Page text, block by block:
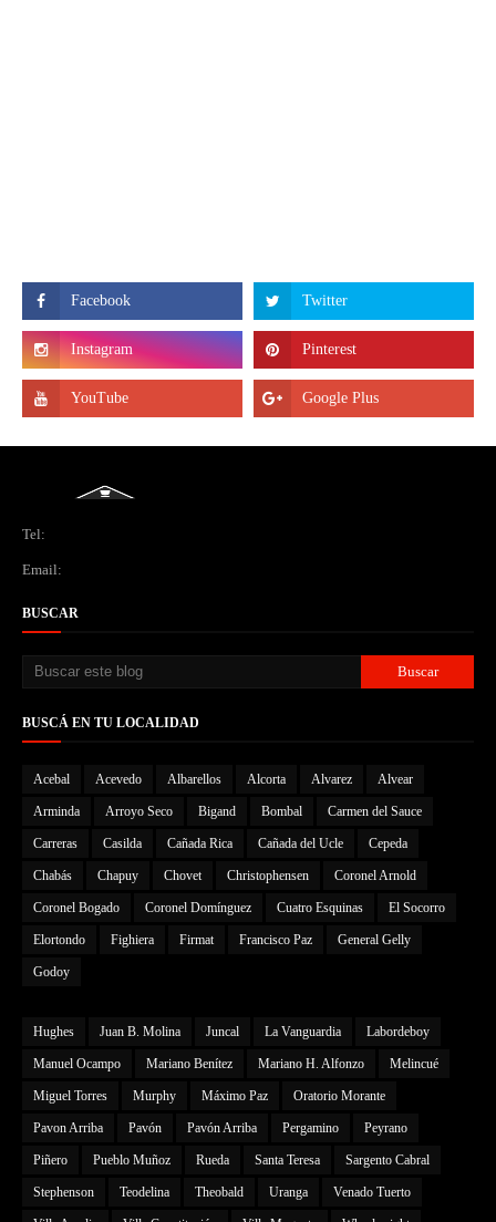
Tel:
Email:
BUSCAR
BUSCÁ EN TU LOCALIDAD
Acebal Acevedo Albarellos Alcorta Alvarez Alvear
Arminda Arroyo Seco Bigand Bombal Carmen del Sauce
Carreras Casilda Cañada Rica Cañada del Ucle Cepeda
Chabás Chapuy Chovet Christophensen Coronel Arnold
Coronel Bogado Coronel Domínguez Cuatro Esquinas El Socorro
Elortondo Fighiera Firmat Francisco Paz General Gelly
Godoy
Hughes Juan B. Molina Juncal La Vanguardia Labordeboy
Manuel Ocampo Mariano Benítez Mariano H. Alfonzo Melincué
Miguel Torres Murphy Máximo Paz Oratorio Morante
Pavon Arriba Pavón Pavón Arriba Pergamino Peyrano
Piñero Pueblo Muñoz Rueda Santa Teresa Sargento Cabral
Stephenson Teodelina Theobald Uranga Venado Tuerto